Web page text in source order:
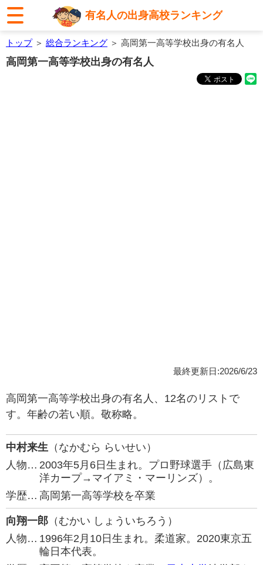
有名人の出身高校ランキング
トップ＞ 総合ランキング ＞ 高岡第一高等学校出身の有名人
高岡第一高等学校出身の有名人
最終更新日:2026/6/23
高岡第一高等学校出身の有名人、12名のリストで
す。年齢の若い順。敬称略。
中村来生 （なかむら らいせい）
人物… 2003年5月6日生まれ。プロ野球選手（広島東
洋カープ→マイアミ・マーリンズ）。
学歴… 高岡第一高等学校を卒業
向翔一郎 （むかい しょういちろう）
人物… 1996年2月10日生まれ。柔道家。2020東京五
輪日本代表。